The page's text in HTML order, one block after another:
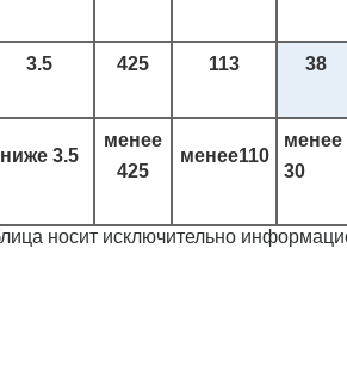
3.5 425 113 38
ниже3.5
менее
425
менее110
менее
30
носит исключительно